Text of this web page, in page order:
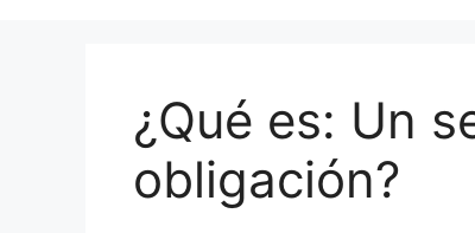
¿Qué es: Un
obligación?